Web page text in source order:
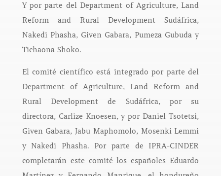
Y por parte del Department of Agriculture, Land
Reform and Rural Development Sudáfrica,
Nakedi Phasha, Given Gabara, Pumeza Gubuda y
Tichaona Shoko.
El comité científico está integrado por parte del
Department of Agriculture, Land Reform and
Rural Development de Sudáfrica, por su
directora, Carlize Knoesen, y por Daniel Tsotetsi,
Given Gabara, Jabu Maphomolo, Mosenki Lemmi
y Nakedi Phasha. Por parte de IPRA-CINDER
completarán este comité los españoles Eduardo